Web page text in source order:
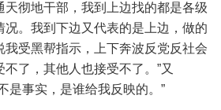
天彻地干部，我到上边找的都是各级
况。我到下边又代表的是上边，做的
我受黑帮指示，上下奔波反党反社会
了，其他人也接受不了。”又
是事实，是谁给我反映的。”